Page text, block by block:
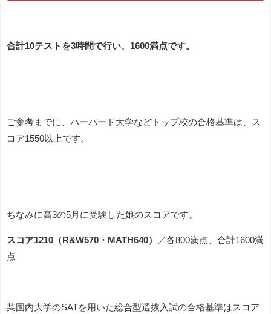
合計10テストを3時間で行い、1600満点です。
ご参考までに、ハーバード大学などトップ校の合格基準は、ス
コア1550以上です。
ちなみに高3の5月に受験した娘のスコアです。
スコア1210（R&W570・MATH640）
／各800満点、合計1600満
点
某国内大学のSATを用いた総合型選抜 入試の合格基準はスコア